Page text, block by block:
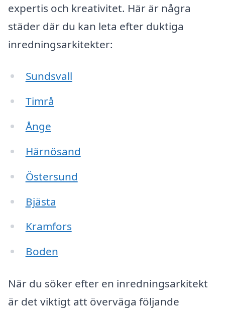
expertis och kreativitet. Här är några
städer där du kan leta efter duktiga
inredningsarkitekter:
Sundsvall
Timrå
Ånge
Härnösand
Östersund
Bjästa
Kramfors
Boden
När du söker efter en inredningsarkitekt
är det viktigt att överväga följande